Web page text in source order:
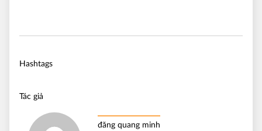
Hashtags
Tác giả
đăng quang minh